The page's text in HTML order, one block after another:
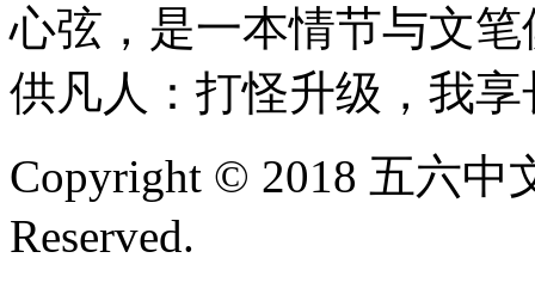
心弦，是一本情节与文
供凡人：打怪升级，我
Copyright © 2018 五六中
Reserved.